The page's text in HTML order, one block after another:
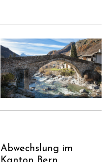
Abwechslung im